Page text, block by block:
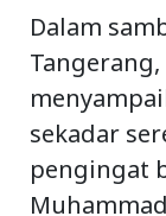
Dalam
Tangerang,
sekadar
pengingat